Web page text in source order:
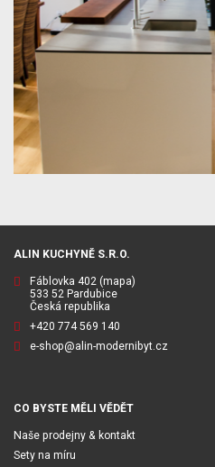
ALIN KUCHYNĚ S.R.O.
Fáblovka 402 (mapa)
533 52 Pardubice
Česká republika
+420 774 569 140
e-shop@alin-modernibyt.cz
CO BYSTE MĚLI VĚDĚT
Naše prodejny & kontakt
Sety na míru